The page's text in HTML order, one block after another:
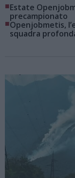
■Estate
precampionato
■Openjobmetis,
squadra